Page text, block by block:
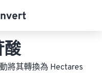
酸
將其轉換為 Hectares